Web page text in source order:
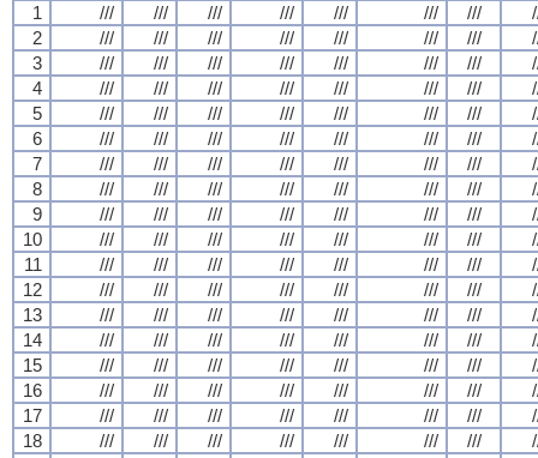
1
/// /// /// /// /// /// ///
2
/// /// /// /// /// /// ///
3
/// /// /// /// /// /// ///
4
/// /// /// /// /// /// ///
5
/// /// /// /// /// /// ///
6
/// /// /// /// /// /// ///
7
/// /// /// /// /// /// ///
8
/// /// /// /// /// /// ///
9
/// /// /// /// /// /// ///
10
/// /// /// /// /// /// ///
11
/// /// /// /// /// /// ///
12
/// /// /// /// /// /// ///
13
/// /// /// /// /// /// ///
14
/// /// /// /// /// /// ///
15
/// /// /// /// /// /// ///
16
/// /// /// /// /// /// ///
17
/// /// /// /// /// /// ///
18
/// /// /// /// /// /// ///